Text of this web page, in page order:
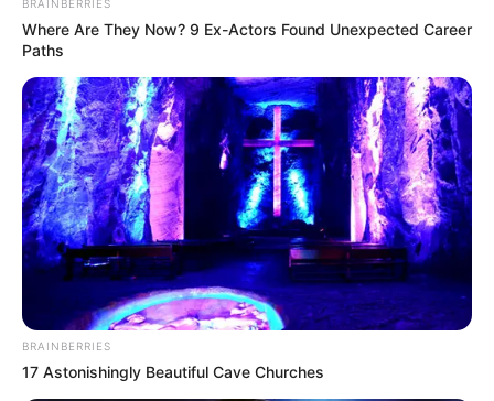
BRAINBERRIES
Where Are They Now? 9 Ex-Actors Found Unexpected Career
Paths
BRAINBERRIES
17 Astonishingly Beautiful Cave Churches